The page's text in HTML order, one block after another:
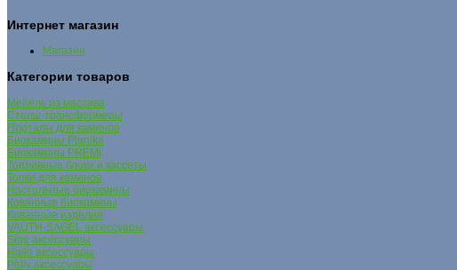
Интернет магазин
Магазин
Категории товаров
Мебель из массива
Столы-трансформеры
Порталы для каминов
Биокамины Planika
Биокамины PREMi
Топливные блоки и кассеты
Топки для каминов
Настольные биокамины
Кованные биокамины
Кованные изделия
VAUTH-SAGEL аксессуары
Sige аксессуары
Hailo аксессуары
Pelly аксессуары